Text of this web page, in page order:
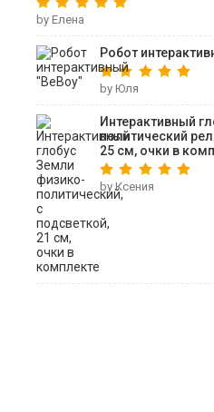
by Елена
Робот
by Юля
Интерактивный
политический
25 см, очки в
by Ксения